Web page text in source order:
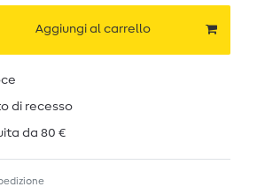
Aggiungi al carrello
di recesso
da 80 €